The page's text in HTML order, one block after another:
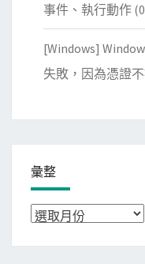
事件、執行動作
[Windows]
失敗，因為憑證
彙整
彙